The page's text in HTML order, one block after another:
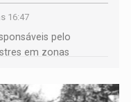
16:47
pelo
em zonas